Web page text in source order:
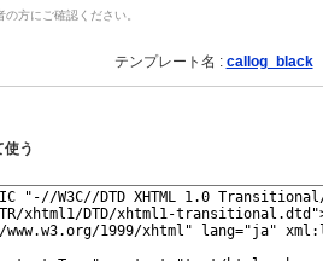
方にご確認ください。
テンプレート名 : callog_black
使う